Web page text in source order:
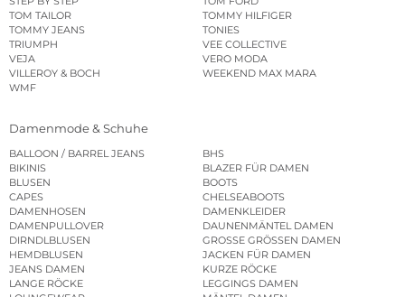
TOM TAILOR
TOMMY HILFIGER
TOMMY JEANS
TONIES
TRIUMPH
VEE COLLECTIVE
VEJA
VERO MODA
VILLEROY & BOCH
WEEKEND MAX MARA
WMF
Damenmode & Schuhe
BALLOON / BARREL JEANS
BHS
BIKINIS
BLAZER FÜR DAMEN
BLUSEN
BOOTS
CAPES
CHELSEABOOTS
DAMENHOSEN
DAMENKLEIDER
DAMENPULLOVER
DAUNENMÄNTEL DAMEN
DIRNDLBLUSEN
GROSSE GRÖSSEN DAMEN
HEMDBLUSEN
JACKEN FÜR DAMEN
JEANS DAMEN
KURZE RÖCKE
LANGE RÖCKE
LEGGINGS DAMEN